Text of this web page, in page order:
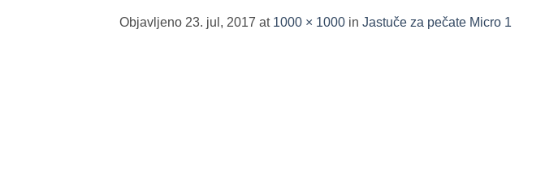
Objavljeno 23. jul, 2017 at 1000 × 1000 in Jastuče za pečate Micro 1